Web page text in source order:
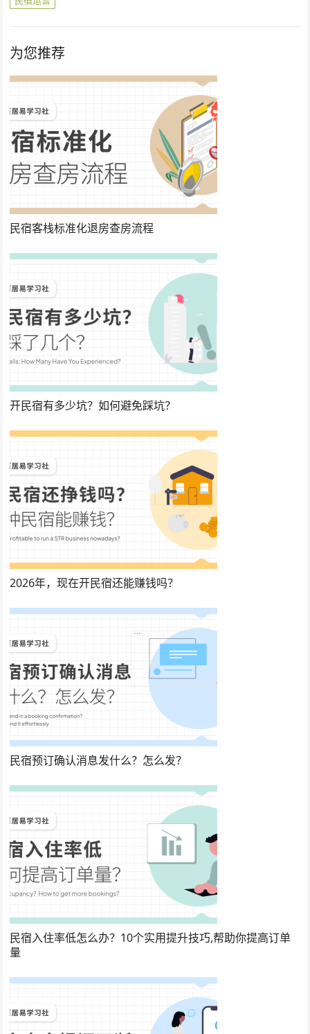
为您推荐
民宿客栈标准化退房查房流程
开民宿有多少坑？如何避免踩坑？
2026年，现在开民宿还能赚钱吗？
民宿预订确认消息发什么？怎么发？
民宿入住率低怎么办？10个实用提升技巧,帮助你提高订单
量